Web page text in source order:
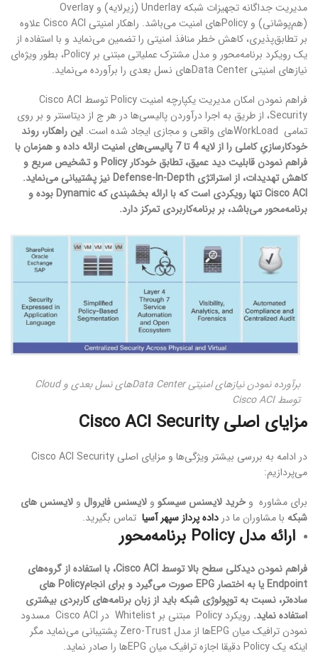
مدیریت جداگانه تجهیزات شبکه Underlay (زیرلایه) و Overlay
(هم‌پوشانی) و Policyهای امنیت می‌باشد. راهکار امنیتی Cisco ACI علاوه
بر تطابق‌پذیری، کاهش خطر منافذ امنیتی را تضمین می‌نماید و با استفاده از
یک رویکرد برنامه‌محور و مدل مشترک عملیاتی مبتنی بر Policy، بطور ویژه‌ای
نیازهای امنیتی Data Centerهای نسل بعدی را برآورده می‌نماید.
فراهم نمودن امکان مدیریت یکپارچه امنیت Policy توسط Cisco ACI
Security، از طریق به اجرا درآوردن پالیسی‌ها در هر ج از دیتاسنتر و بر روی
تمامی WorkLoadهای واقعی و مجازی ایجاد شده است.
این راهکار، روند
خودکارسازیِ کاملی را از لایه 4 تا 7 پالیسی‌های امنیت ارائه داده و همزمان با
فراهم نمودن قابلیت دید عمیق، تطابق خودکار Policy و تشخیص سریع و
کاهش تهدیدات، از استراتژی Defense-In-Depth نیز پشتیبانی می‌نماید.
Cisco ACI تنها رویکردی است که با ارائه بخش‏بندی که Dynamic بوده و
برنامه‌محور می‌باشد، بر برنامه‌کاربردی تمرکز دارد.
برآورده نمودن نیازهای امنیتی Data Centerهای نسل بعدی و Cloud
توسط Cisco ACI
مزایای اصلیCisco ACI Security
در ادامه به بررسی بیشتر ویژگی‌ها و مزایای اصلی Cisco ACI Security
می‌پردازیم:
برای مشاوره و خرید لایسنس سیسکو و لایسنس فایروال و لایسنس های
شبکه با مشاوران ما در داده پرداز سپهر آسیا تماس بگیرید.
ارائه مدل Policy برنامه‌محور
فراهم نمودن دیدکلی سطح بالا توسط Cisco ACI، با استفاده از گروه‌های
Endpoint یا به اختصار EPG صورت می‌گیرد و برای انجامPolicy های
ساده‌تر، نسبت به توپولوژی شبکه باید از زبان برنامه‌های کاربردی بیشتری
استفاده نماید.
رویکرد Policy مبتنی بر Whitelist در Cisco ACI مسدود
نمودن ترافیک میان EPGها از مدل Zero-Trust پشتیبانی می‌نماید مگر
اینکه یک Policy دقیقا اجازه ترافیک میان EPGها را صادر نماید.